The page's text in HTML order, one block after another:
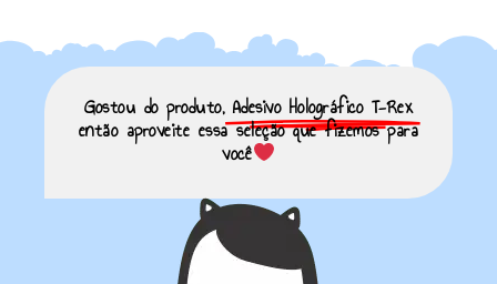
Gostou do produto, Adesivo Holográfico T-Rex
então aproveite essa seleção que fizemos para
você